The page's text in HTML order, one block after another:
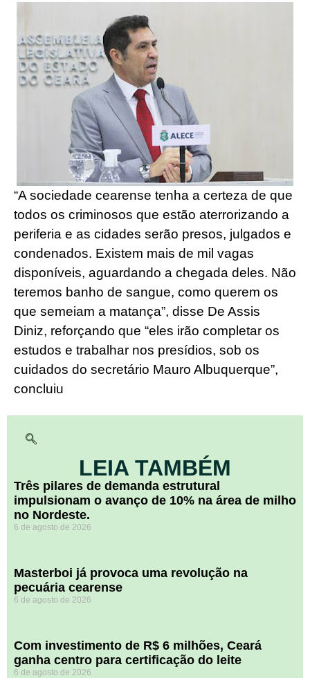
“A sociedade cearense tenha a certeza de que
todos os criminosos que estão aterrorizando a
periferia e as cidades serão presos, julgados e
condenados. Existem mais de mil vagas
disponíveis, aguardando a chegada deles. Não
teremos banho de sangue, como querem os
que semeiam a matança”, disse De Assis
Diniz, reforçando que “eles irão completar os
estudos e trabalhar nos presídios, sob os
cuidados do secretário Mauro Albuquerque”,
concluiu
LEIA TAMBÉM
​Três pilares de demanda estrutural
impulsionam o avanço de 10% na área de milho
no Nordeste.
6 de agosto de 2026
Masterboi já provoca uma revolução na
pecuária cearense
6 de agosto de 2026
Com investimento de R$ 6 milhões, Ceará
ganha centro para certificação do leite
6 de agosto de 2026